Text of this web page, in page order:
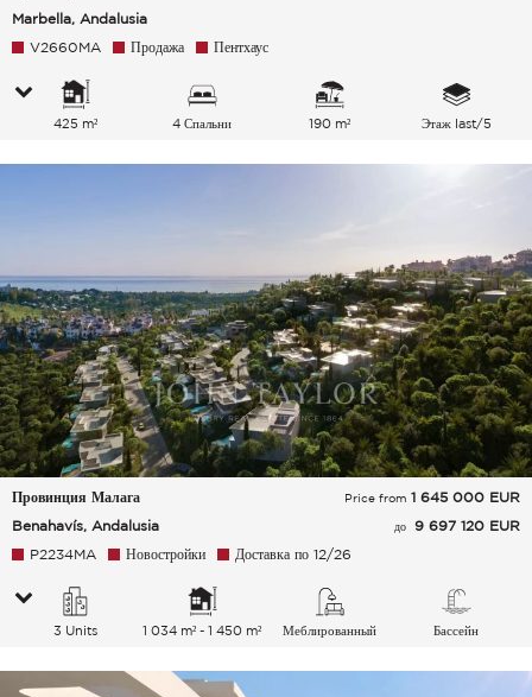
Marbella, Andalusia
V2660MA Продажа Пентхаус
425 m² 4 Спальни 190 m² Этаж last/5
Провинция Малага
Benahavís, Andalusia
Price from 1 645 000 EUR
до 9 697 120 EUR
P2234MA
Новостройки Доставка по 12/26
3 Units 1 034 m² - 1 450 m² Меблированный Бассейн